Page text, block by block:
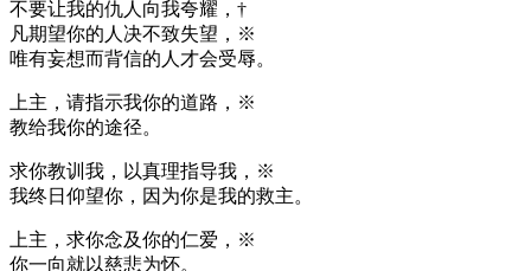
不要让我的仇人向我夸耀，†
凡期望你的人决不致失望，※
唯有妄想而背信的人才会受辱。
上主，请指示我你的道路，※
教给我你的途径。
求你教训我，以真理指导我，※
我终日仰望你，因为你是我的救主。
上主，求你念及你的仁爱，※
你一向就以慈悲为怀。